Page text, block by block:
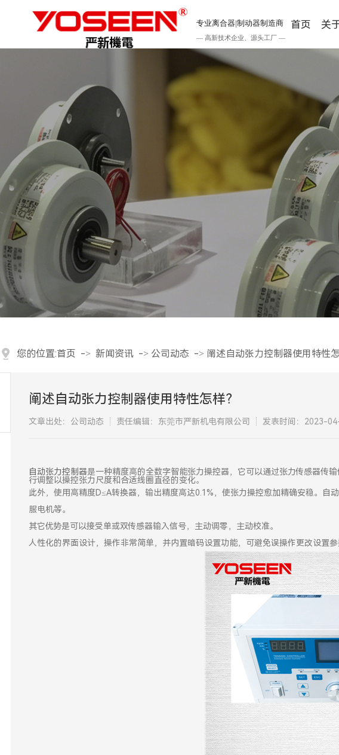
专业离合器|制动器制造商
— 高新技术企业、源头工厂 —
首页 关
您的位置:首页 -> 新闻资讯 -> 公司动态 -> 阐述自动张力控制器使用特性怎
阐述自动张力控制器使用特性怎样？
文章出处：公司动态 责任编辑：东莞市严新机电有限公司 发表时间：2023-
自动张力控制器是一种精度高的全数字智能张力操控器，它可以通过张力传感器传
行调整以操控张力尺度和合适线圈直径的变化。
此外，使用高精度D≤A转换器，输出精度高达0.1%，使张力操控愈加精确安稳。自
服电机等。
其它优势是可以接受单或双传感器输入信号，主动调零，主动校准。
人性化的界面设计，操作非常简单，并内置暗码设置功能，可避免误操作更改设置